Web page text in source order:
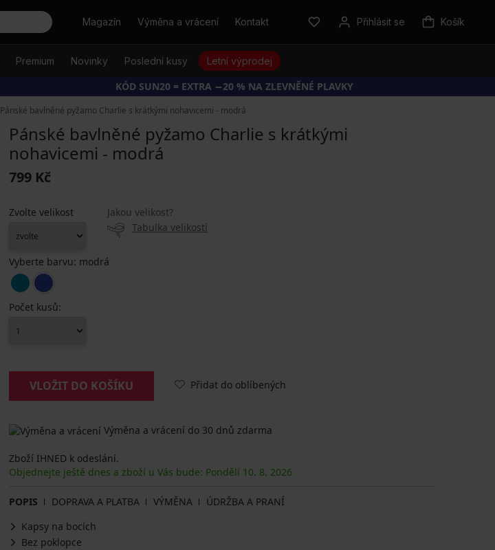
HledatMagazín Výměna a vrácení Kontakt Přihlásit se Košík
Premium Novinky Poslední kusy Letní výprodej
KÓD SUN20 = EXTRA −20 % NA ZLEVNĚNÉ PLAVKY
Pánské bavlněné pyžamo Charlie s krátkými nohavicemi - modrá
Pánské bavlněné pyžamo Charlie s krátkými
nohavicemi - modrá
799 Kč
Zvolte velikost
Jakou velikost?
Tabulka velikostí
Vyberte barvu: modrá
Počet kusů:
VLOŽIT DO KOŠÍKU Přidat do oblíbených
Výměna a vrácení do 30 dnů zdarma
Zboží IHNED k odeslání.
Objednejte ještě dnes a zboží u Vás bude: Pondělí 10. 8. 2026
POPIS DOPRAVA A PLATBA VÝMĚNA
ÚDRŽBA A PRANÍ
Kapsy na bocích
Bez poklopce